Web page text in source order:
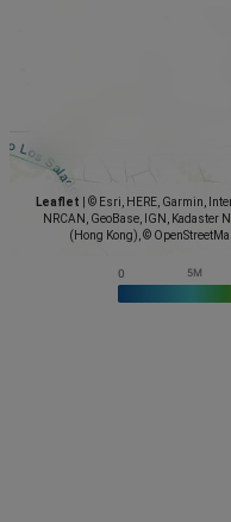
Leaflet
© Esri, HERE, Garmin,
NRCAN, GeoBase, IGN, Kadaster
(Hong Kong), ©